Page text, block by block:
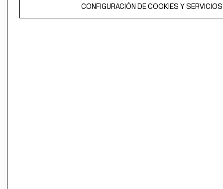
CONFIGURACIÓN DE COOKIES Y SERVICIOS